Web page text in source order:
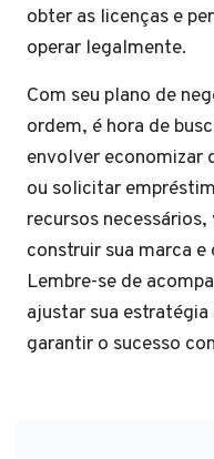
obter as licenças e
operar legalmente.
Com seu plano de
ordem, é hora de
envolver economizar
ou solicitar
recursos
construir sua marca
Lembre-se de
ajustar sua
garantir o sucesso